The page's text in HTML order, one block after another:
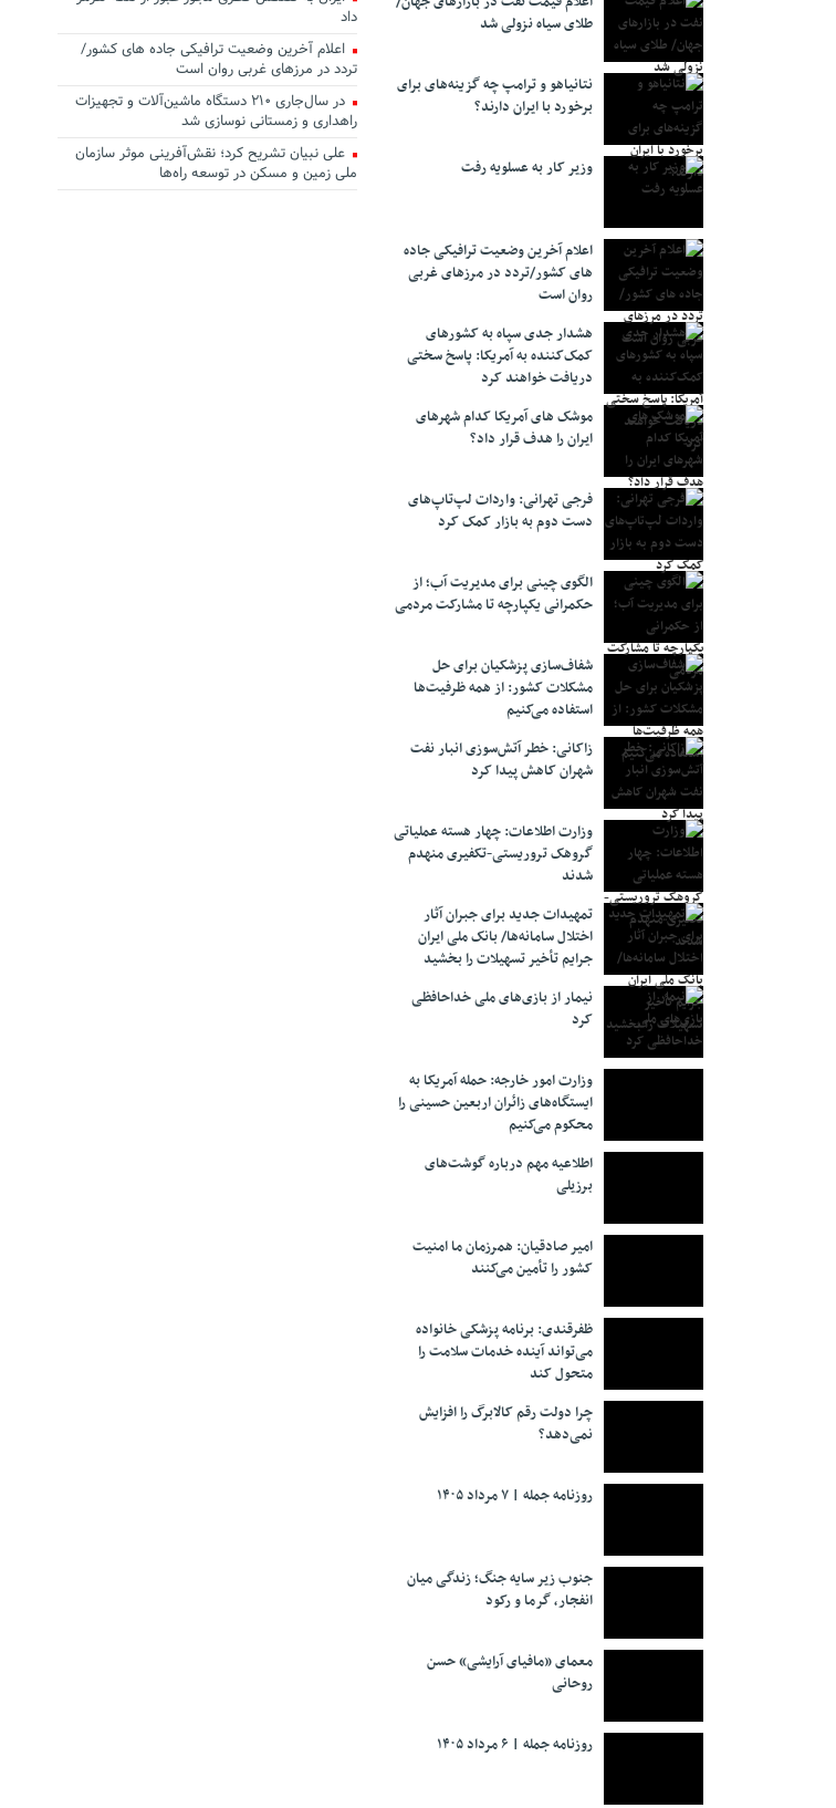
طلای سیاه نزولی شد
نتانیاهو و ترامپ چه گزینه‌های برای
برخورد با ایران دارند؟
وزیر کار به عسلویه رفت
اعلام آخرین وضعیت ترافیکی جاده
های کشور/تردد در مرزهای غربی
روان است
هشدار جدی سپاه به کشورهای
کمک‌کننده به آمریکا: پاسخ سختی
دریافت خواهند کرد
موشک های آمریکا کدام شهرهای
ایران را هدف قرار داد؟
فرجی تهرانی: واردات لپ‌تاپ‌های
دست دوم به بازار کمک کرد
الگوی چینی برای مدیریت آب؛ از
حکمرانی یکپارچه تا مشارکت مردمی
شفاف‌سازی پزشکیان برای حل
مشکلات کشور: از همه ظرفیت‌ها
استفاده می‌کنیم
زاکانی: خطر آتش‌سوزی انبار نفت
شهران کاهش پیدا کرد
وزارت اطلاعات: چهار هسته‌ عملیاتی
گروهک‌ تروریستی-تکفیری منهدم
شدند
تمهیدات جدید برای جبران آثار
اختلال سامانه‌ها/ بانک ملی ایران
جرایم تأخیر تسهیلات را بخشید
نیمار از بازی‌های ملی خداحافظی
کرد
وزارت امور خارجه: حمله آمریکا به
ایستگاه‌های زائران اربعین حسینی را
محکوم می‌کنیم
اطلاعیه مهم درباره گوشت‌های
برزیلی
امیر صادقیان: همرزمان ما امنیت
کشور را تأمین می‌کنند
ظفرقندی: برنامه پزشکی خانواده
می‌تواند آینده خدمات سلامت را
متحول کند
چرا دولت رقم کالابرگ را افزایش
نمی‌دهد؟
روزنامه جمله | ۷ مرداد ۱۴۰۵
جنوب زیر سایه جنگ؛ زندگی میان
انفجار، گرما و رکود
معمای «مافیای آرایشی» حسن
روحانی
روزنامه جمله | ۶ مرداد ۱۴۰۵
داد
اعلام آخرین وضعیت ترافیکی جاده های کشور/
تردد در مرزهای غربی روان است
در سال‌جاری ۲۱۰ دستگاه ماشین‌آلات و تجهیزات
راهداری و زمستانی نوسازی شد
علی نبیان تشریح کرد؛ نقش‌آفرینی موثر سازمان
ملی زمین و مسکن در توسعه راه‌ها